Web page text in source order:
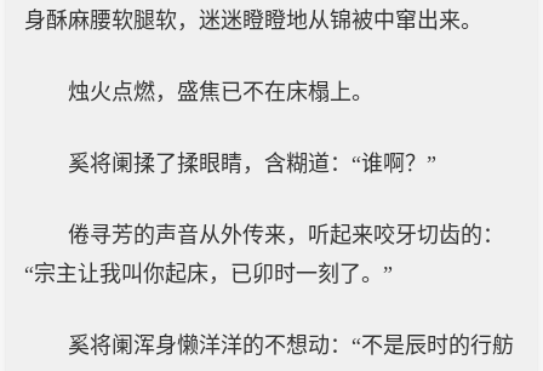
身酥麻腰软腿软，迷迷瞪瞪地从锦被中窜出来。
烛火点燃，盛焦已不在床榻上。
奚将阑揉了揉眼睛，含糊道：“谁啊？”
倦寻芳的声音从外传来，听起来咬牙切齿的：
“宗主让我叫你起床，已卯时一刻了。”
奚将阑浑身懒洋洋的不想动：“不是辰时的行舫